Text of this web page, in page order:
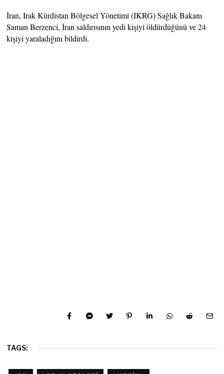
İran, Irak Kürdistan Bölgesel Yönetimi (IKRG) Sağlık Bakanı
Saman Berzenci, İran saldırısının yedi kişiyi öldürdüğünü ve 24
kişiyi yaraladığını bildirdi.
TAGS: